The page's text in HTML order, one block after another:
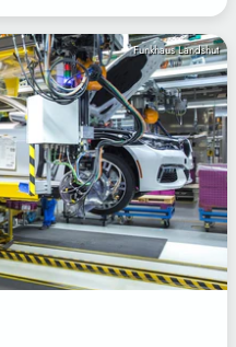
Funkhaus Landshut